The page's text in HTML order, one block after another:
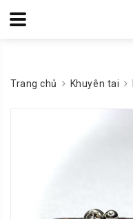
Trang chủ Khuyên tai